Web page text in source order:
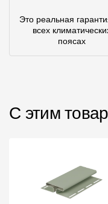
Это реальная
всех
поясах
С этим